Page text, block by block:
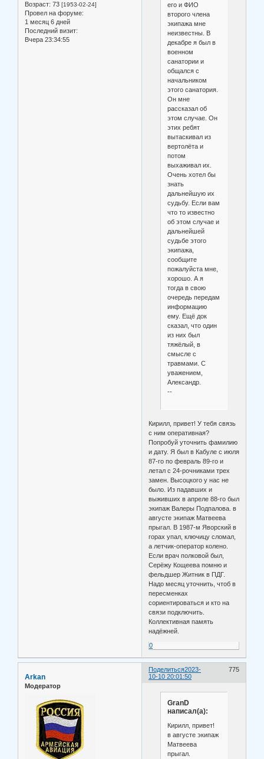
Возраст: 73 [1953-02-24]
Провел на форуме:
1 месяц 6 дней
Последний визит:
Вчера 23:34:55
его и ФИО
второго члена
экипажа мне
неизвестны. В
декабре я был в
военном
санатории и
общался с
начальником
этого санатория.
Он мне
рассказал об
этом случае. Он
этих ребят
вытаскивал из
вертолёта и
потом
выхаживал их.
Очень хотел бы
знать
дальнейшую их
судьбу. Если вам
что то известно
об этом случае и
дальнейшей
судьбе этого
экипажа,
сообщите
пожалуйста мне,
хорошо. А я
тогда в свою
очередь передам
информацию
ему. Ещё док
сказал, что один
из них был
тяжёлый, в
смысле с
травмами. С
уважением,
Александр.
--
Кирилл, привет! У тебя связь
с ним оперативная?
Попробуй уточнить фамилию
и дату. Я был в Кабуле с июля
87-го по февраль 89-го и
летал с 24-рочниками трех
замен. Высоцкого у нас не
было. Из падавших и
выживших в апреле 88-го был
экипаж Валеры Подпалова. в
августе экипаж Матвеева
прыгал. В 1987-м Яворский в
горах упал, ключицу сломал,
а летчик-оператор колено.
Если врач полковой был,
Серёжу Кощеева помню и
фельдшер Житник в ПДГ.
Надо месяц уточнить, чтоб в
пересменках
сориентироваться и кто на
связи подключить.
Коллективная память
надёжней.
0
Поделиться 775
2023-
10-10 20:01:50
Arkan
Модератор
GranD
написал(а):
Кирилл, привет!
в августе экипаж
Матвеева
прыгал.